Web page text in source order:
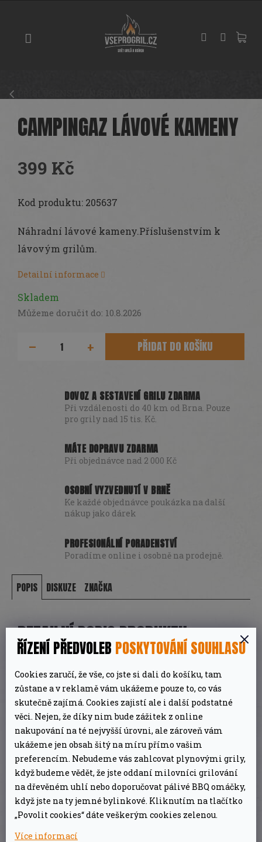
ŘÍZENÍ PŘEDVOLEB POSKYTOVÁNÍ SOUHLASU
Cookies zaručí, že vše, co jste si dali do košíku, tam
zůstane a v reklamě vám ukážeme pouze to, co vás
skutečně zajímá. Cookies zajistí ale i další podstatné
věci. Nejen, že díky nim bude zážitek z online
nakupování na té nejvyšší úrovni, ale zároveň vám
ukážeme jen obsah šitý na míru přímo vašim
preferencím. Nebudeme vás zahlcovat plynovými grily,
když budeme vědět, že jste oddaní milovníci grilování
na dřevěném uhlí nebo doporučovat pálivé BBQ omáčky,
když jste na ty jemné bylinkové. Kliknutím na tlačítko
„Povolit cookies“ dáte veškerým cookies zelenou.
Více informací
UDÍRNY
DŘEVO
OMÁČKY
PEČENÍ
DÁRKY
SEZÓNNÍ
SLEVY
CAMPINGAZ LÁVOVÉ KAMENY
399 Kč
cena:
Skladem
Můžeme doručit do: 10.8.2026
PŘIDAT DO KOŠÍKU
Kod produktu: 205637
Náhradní lávové kameny.Příslušenstvím k
lávovým grilům.
Detailní informace
DOVOZ A SESTAVENÍ GRILU ZDARMA
Při vzdálenosti do 40 km od Brna. Pouze
pro grily nad 15 tis. Kč.
MÁTE DOPRAVU ZDARMA
Při objednávce nad 2 000 Kč
OSOBNÍ VYZVEDNUTÍ V BRNĚ
Ke každé objednávce poukázka na další
nákup jako dárek
PROFESIONÁLNÍ PORADENSTVÍ
Poradíme online i osobně na prodejně.
POPIS DISKUZE ZNAČKA
DETAILNÍ POPIS PRODUKTU
lávovým grilům.
Pro grilovací plochu: 1500 cm 2
DOPLŇKOVÉ PARAMETRY
Kategorie
PŘÍSLUŠENSTVÍ
NA GRILOVÁNÍ